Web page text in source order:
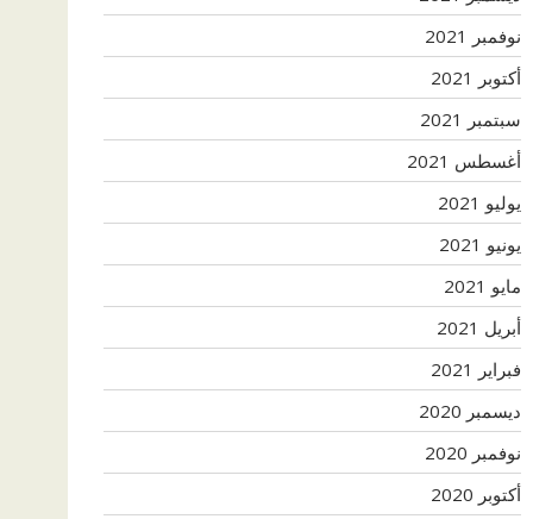
نوفمبر 2021
أكتوبر 2021
سبتمبر 2021
أغسطس 2021
يوليو 2021
يونيو 2021
مايو 2021
أبريل 2021
فبراير 2021
ديسمبر 2020
نوفمبر 2020
أكتوبر 2020